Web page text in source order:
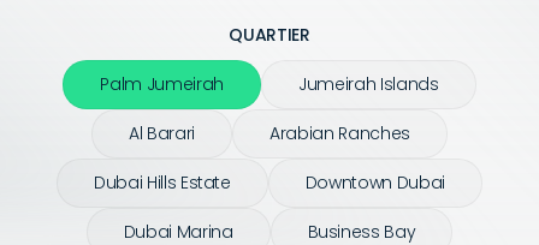
QUARTIER
Palm Jumeirah Jumeirah Islands
Al Barari Arabian Ranches
Dubai Hills Estate Downtown Dubai
Dubai Marina Business Bay